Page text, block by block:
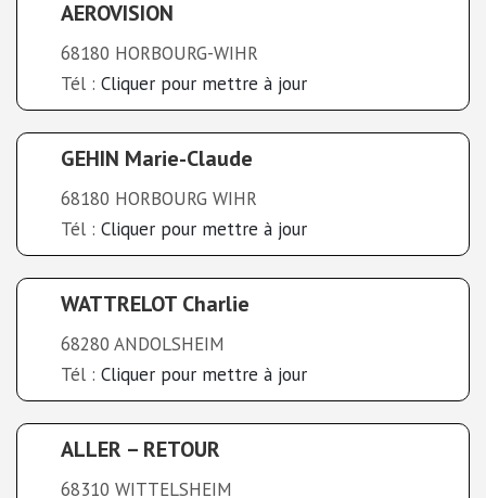
AEROVISION
68180 HORBOURG-WIHR
Tél : Cliquer pour mettre à jour
GEHIN Marie-Claude
68180 HORBOURG WIHR
Tél : Cliquer pour mettre à jour
WATTRELOT Charlie
68280 ANDOLSHEIM
Tél : Cliquer pour mettre à jour
ALLER – RETOUR
68310 WITTELSHEIM